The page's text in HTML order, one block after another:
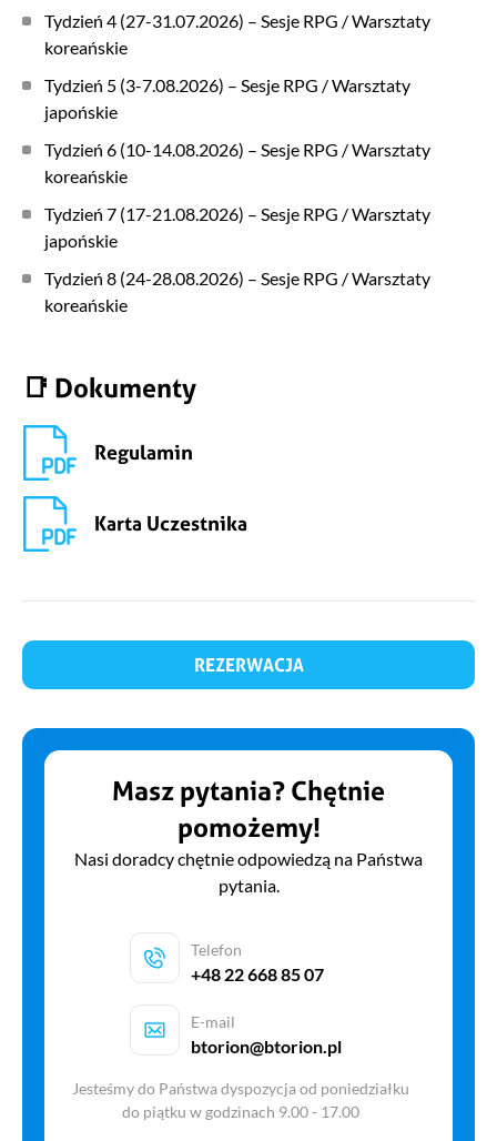
Tydzień 4 (27-31.07.2026) – Sesje RPG / Warsztaty
koreańskie
Tydzień 5 (3-7.08.2026) – Sesje RPG / Warsztaty
japońskie
Tydzień 6 (10-14.08.2026) – Sesje RPG / Warsztaty
koreańskie
Tydzień 7 (17-21.08.2026) – Sesje RPG / Warsztaty
japońskie
Tydzień 8 (24-28.08.2026) – Sesje RPG / Warsztaty
koreańskie
📑 Dokumenty
Regulamin
Karta Uczestnika
REZERWACJA
Masz pytania? Chętnie
pomożemy!
Nasi doradcy chętnie odpowiedzą na Państwa
pytania.
Telefon
+48 22 668 85 07
E-mail
btorion@btorion.pl
Jesteśmy do Państwa dyspozycja od poniedziałku
do piątku w godzinach 9.00 - 17.00